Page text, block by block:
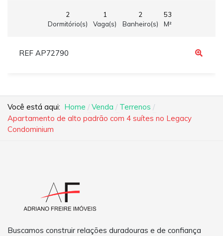
2
Dormitório(s)
1
Vaga(s)
2
Banheiro(s)
53
M²
REF AP72790
Você está aqui: Home Venda
Terrenos
Apartamento de alto padrão com 4 suítes no Legacy
Condominium
Buscamos construir relações duradouras e de confiança